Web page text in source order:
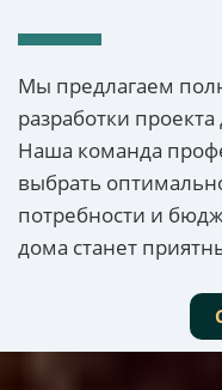
Мы предлагаем
разработки
Наша команда
выбрать
потребности и
дома станет